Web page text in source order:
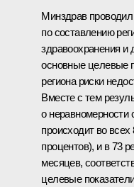
Минздрав
по составлению
здравоохранения и
основные целевые
региона риски
Вместе с тем
о неравномерности
происходит во всех
процентов), и в 73
месяцев,
целевые